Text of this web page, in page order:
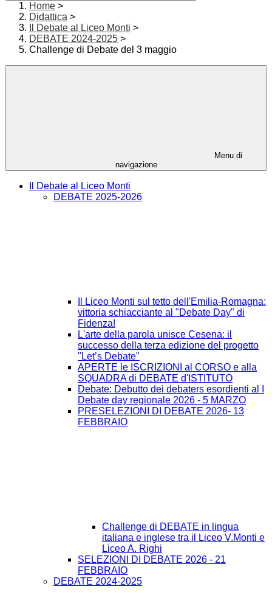
Home >
Didattica >
Il Debate al Liceo Monti >
DEBATE 2024-2025 >
Challenge di Debate del 3 maggio
Menu di
navigazione
Il Debate al Liceo Monti
DEBATE 2025-2026
Il Liceo Monti sul tetto dell'Emilia-Romagna:
vittoria schiacciante al "Debate Day" di
Fidenza!
L'arte della parola unisce Cesena: il
successo della terza edizione del progetto
"Let’s Debate"
APERTE le ISCRIZIONI al CORSO e alla
SQUADRA di DEBATE d'ISTITUTO
Debate: Debutto dei debaters esordienti al I
Debate day regionale 2026 - 5 MARZO
PRESELEZIONI DI DEBATE 2026- 13
FEBBRAIO
Challenge di DEBATE in lingua
italiana e inglese tra il Liceo V.Monti e
Liceo A. Righi
SELEZIONI DI DEBATE 2026 - 21
FEBBRAIO
DEBATE 2024-2025